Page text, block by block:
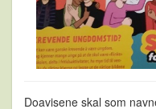
Doavisene skal som